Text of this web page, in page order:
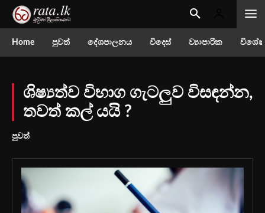
Home පුවත් දේශපාලනය විදෙස් ව්‍යාපාරික
ශිෂ්‍යත්ව විභාග ගැටලුව විසඳන්න,
තවත් කල් යයි ?
පුවත්